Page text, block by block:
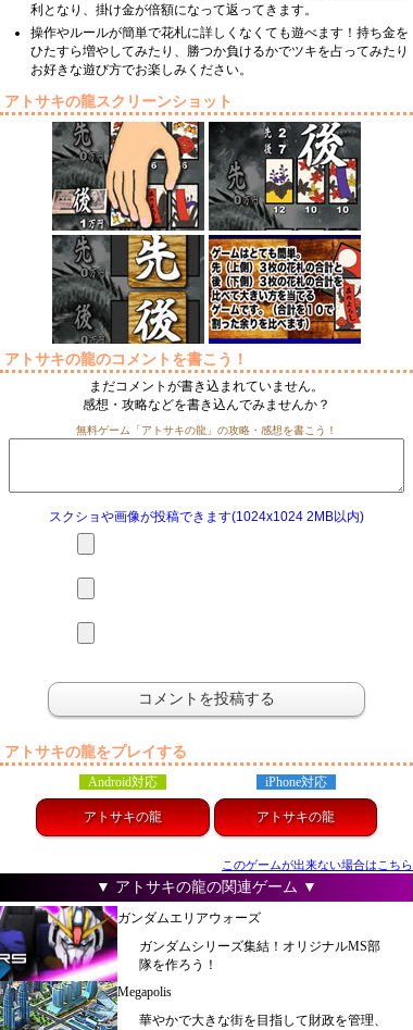
利となり、掛け金が倍額になって返ってきます。
操作やルールが簡単で花札に詳しくなくても遊べます！持ち金を
ひたすら増やしてみたり、勝つか負けるかでツキを占ってみたり
お好きな遊び方でお楽しみください。
アトサキの龍スクリーンショット
アトサキの龍のコメントを書こう！
まだコメントが書き込まれていません。
感想・攻略などを書き込んでみませんか？
無料ゲーム「アトサキの龍」の攻略・感想を書こう！
スクショや画像が投稿できます(1024x1024 2MB以内)
アトサキの龍をプレイする
Android対応
アトサキの龍
iPhone対応
アトサキの龍
このゲームが出来ない場合はこちら
▼ アトサキの龍の関連ゲーム ▼
ガンダムエリアウォーズ
ガンダムシリーズ集結！オリジナルMS部
隊を作ろう！
Megapolis
華やかで大きな街を目指して財政を管理、